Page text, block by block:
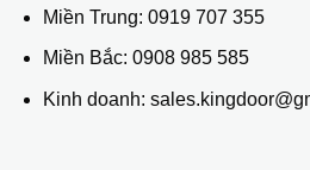
Miền Trung: 0919 707 355
Miền Bắc: 0908 985 585
Kinh doanh: